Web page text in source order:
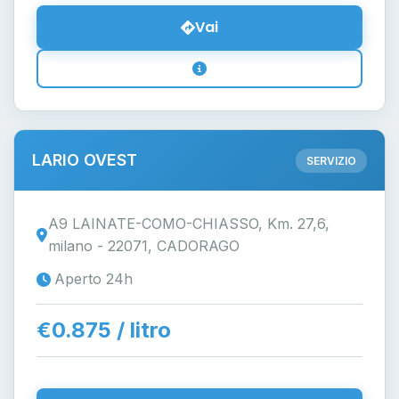
Vai
LARIO OVEST SERVIZIO
A9 LAINATE-COMO-CHIASSO, Km. 27,6,
milano - 22071, CADORAGO
Aperto 24h
€0.875 / litro